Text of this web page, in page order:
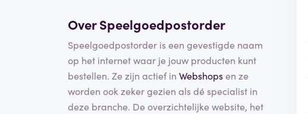
Over Speelgoedpostorder
Speelgoedpostorder is een gevestigde naam
op het internet waar je jouw producten kunt
bestellen. Ze zijn actief in Webshopsen ze
worden ook zeker gezien als dé specialist in
deze branche. De overzichtelijke website, het